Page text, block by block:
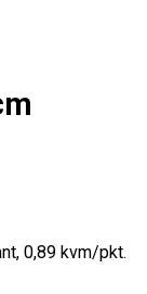
0,89 kvm/pkt.